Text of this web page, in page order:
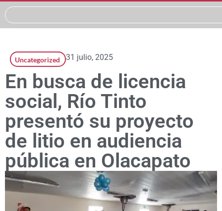
Uncategorized 31 julio, 2025
En busca de licencia
social, Río Tinto
presentó su proyecto
de litio en audiencia
pública en Olacapato